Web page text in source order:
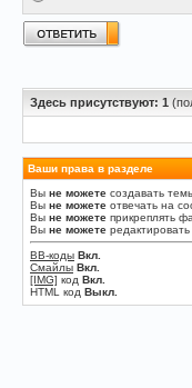
Здесь присутствуют: 1
Ваши права в разделе
Вы не можете создавать
Вы не можете отвечать на
Вы не можете прикреплять
Вы не можете
BB-коды Вкл.
Смайлы Вкл.
[IMG] код Вкл.
HTML код Выкл.